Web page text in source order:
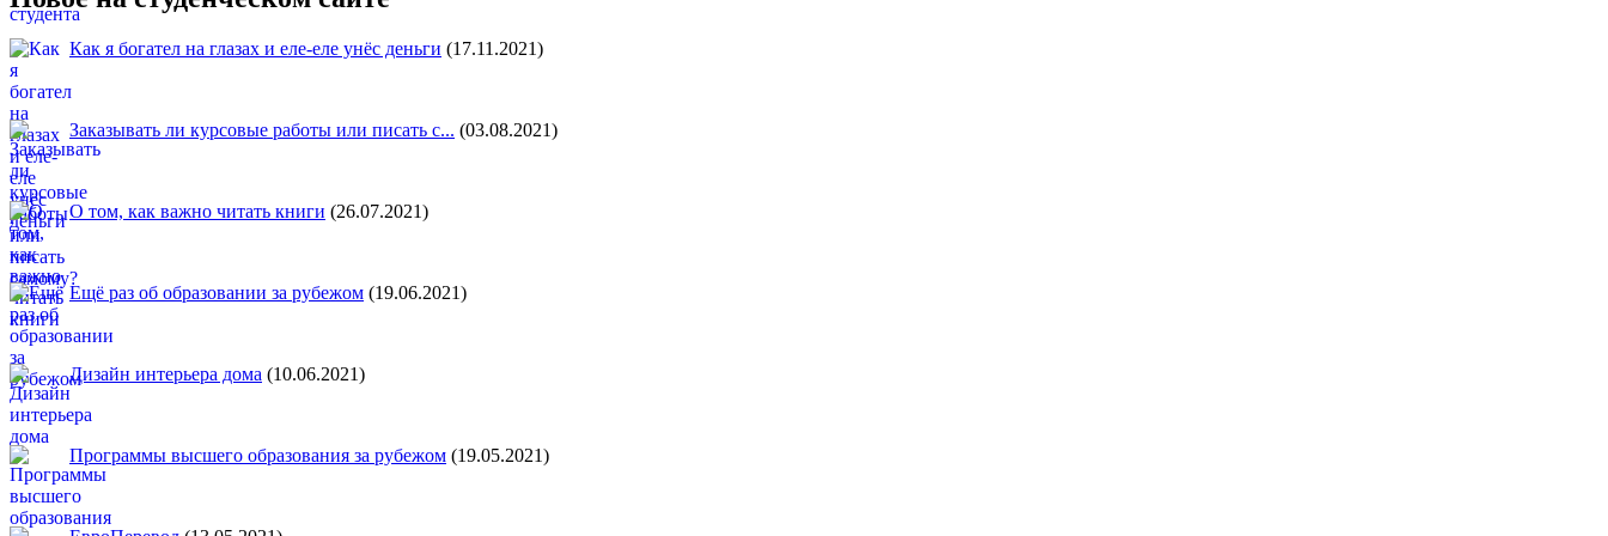
Как я богател на глазах и еле-еле унёс деньги (17.11.2021)
Заказывать ли курсовые работы или писать с... (03.08.2021)
О том, как важно читать книги (26.07.2021)
Ещё раз об образовании за рубежом (19.06.2021)
Дизайн интерьера дома (10.06.2021)
Программы высшего образования за рубежом (19.05.2021)